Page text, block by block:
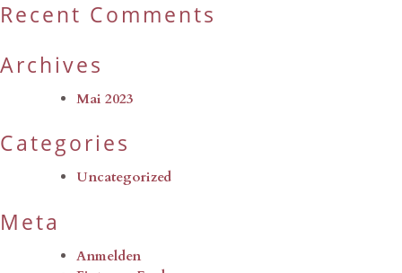
Recent Comments
Archives
Mai 2023
Categories
Uncategorized
Meta
Anmelden